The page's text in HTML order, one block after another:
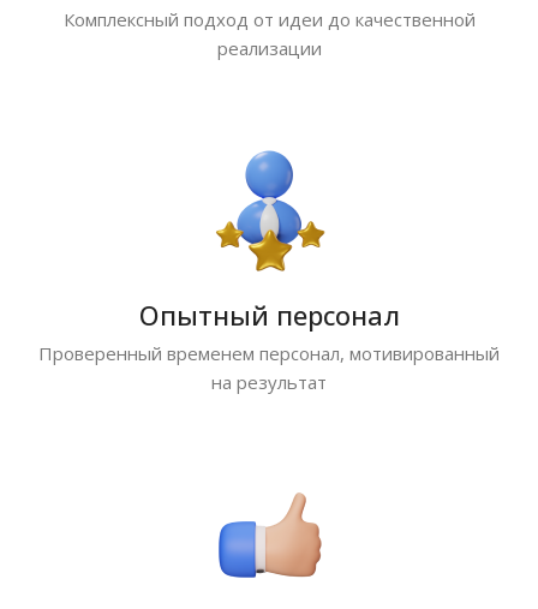
Комплексный подход от идеи до качественной
реализации
Опытный персонал
Проверенный временем персонал, мотивированный
на результат